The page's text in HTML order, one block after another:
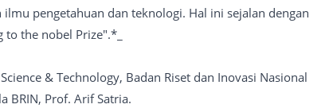
pengetahuan dan teknologi. Hal ini sejalan dengan
the nobel Prize".*_
& Technology, Badan Riset dan Inovasi Nasional
BRIN, Prof. Arif Satria.